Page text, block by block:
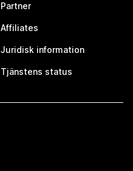
Partner
Affiliates
Juridisk information
Tjänstens status